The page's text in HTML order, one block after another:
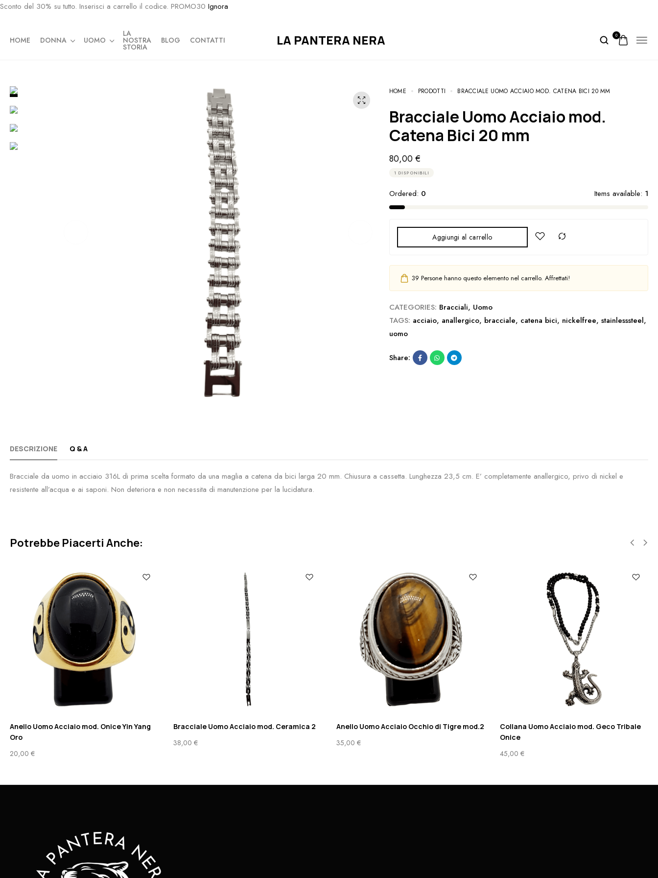
Sconto del 30% su tutto. Inserisci a carrello il codice. PROMO30 Ignora
HOME DONNA UOMO
LA
NOSTRA
STORIA
BLOG CONTATTI LA PANTERA NERA 0
HOME PRODOTTI BRACCIALE UOMO ACCIAIO MOD. CATENA BICI 20 MM
Bracciale Uomo Acciaio mod.
Catena Bici 20 mm
80,00€
1 DISPONIBILI
Ordered: 0 Items available: 1
Aggiungi al carrello
39 Persone hanno questo elemento nel carrello. Affrettati!
CATEGORIES: Bracciali, Uomo
TAGS: acciaio, anallergico, bracciale, catena bici, nickelfree, stainlesssteel,
uomo
Share:
DESCRIZIONE Q & A
Bracciale da uomo in acciaio 316L di prima scelta formato da una maglia a catena da bici larga 20 mm. Chiusura a cassetta. Lunghezza 23,5 cm. E’ completamente anallergico, privo di nickel e
resistente all’acqua e ai saponi. Non deteriora e non necessita di manutenzione per la lucidatura.
Potrebbe Piacerti Anche:
Anello Uomo Acciaio mod. Onice Yin Yang
Oro
20,00 €
Bracciale Uomo Acciaio mod. Ceramica 2
38,00 €
Anello Uomo Acciaio Occhio di Tigre mod.2
35,00 €
Collana Uomo Acciaio mod. Geco Tribale
Onice
45,00 €